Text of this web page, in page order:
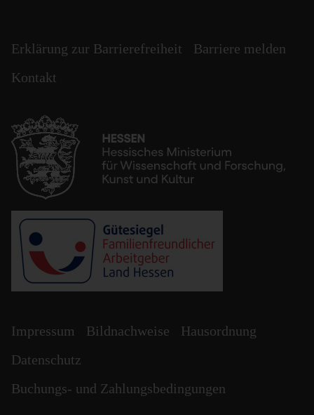
Erklärung zur Barrierefreiheit
Barriere melden
Kontakt
Impressum Bildnachweise
Hausordnung
Datenschutz
Buchungs- und Zahlungsbedingungen